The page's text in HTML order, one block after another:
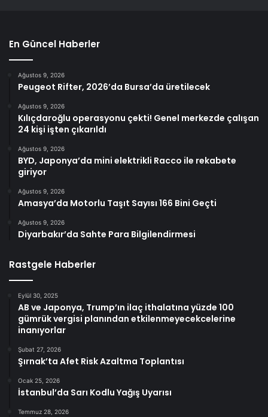
En Güncel Haberler
Ağustos 9, 2026
Peugeot Rifter, 2026’da Bursa’da üretilecek
Ağustos 9, 2026
Kılıçdaroğlu operasyonu çekti! Genel merkezde çalışan
24 kişi işten çıkarıldı
Ağustos 9, 2026
BYD, Japonya’da mini elektrikli Racco ile rekabete
giriyor
Ağustos 9, 2026
Amasya’da Motorlu Taşıt Sayısı 166 Bini Geçti
Ağustos 9, 2026
Diyarbakır’da Sahte Para Bilgilendirmesi
Rastgele Haberler
Eylül 30, 2025
AB ve Japonya, Trump’ın ilaç ithalatına yüzde 100
gümrük vergisi planından etkilenmeyecekcelerine
inanıyorlar
Şubat 27, 2026
Şırnak’ta Afet Risk Azaltma Toplantısı
Ocak 25, 2026
İstanbul’da Sarı Kodlu Yağış Uyarısı
Temmuz 28, 2026